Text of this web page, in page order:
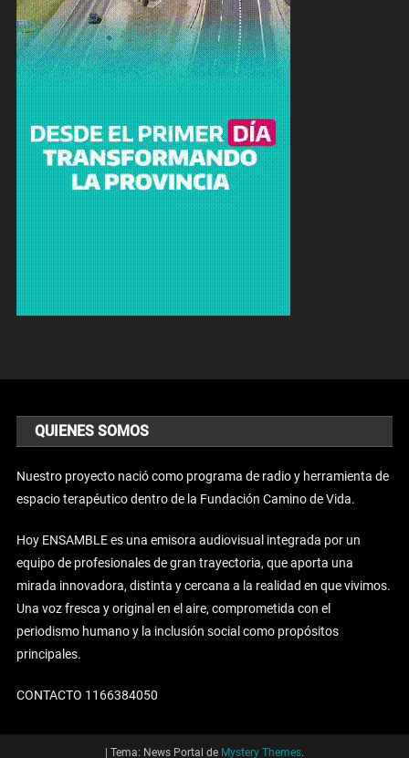
QUIENES SOMOS
Nuestro proyecto nació como programa de radio y herramienta de
espacio terapéutico dentro de la Fundación Camino de Vida.
Hoy ENSAMBLE es una emisora audiovisual integrada por un
equipo de profesionales de gran trayectoria, que aporta una
mirada innovadora, distinta y cercana a la realidad en que vivimos.
Una voz fresca y original en el aire, comprometida con el
periodismo humano y la inclusión social como propósitos
principales.
CONTACTO 1166384050
Tema: News Portal de Mystery Themes.